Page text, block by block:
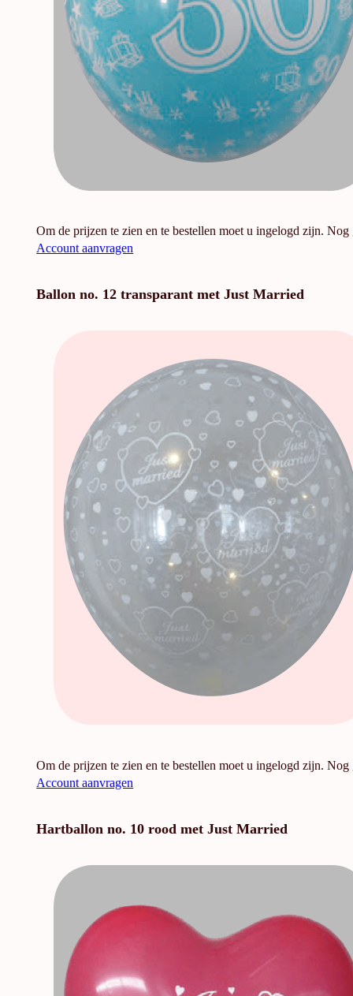
Om de prijzen te zien en te bestellen moet u ingelogd zijn. Nog
Account aanvragen
Ballon no. 12 transparant met Just Married
Om de prijzen te zien en te bestellen moet u ingelogd zijn. Nog
Account aanvragen
Hartballon no. 10 rood met Just Married